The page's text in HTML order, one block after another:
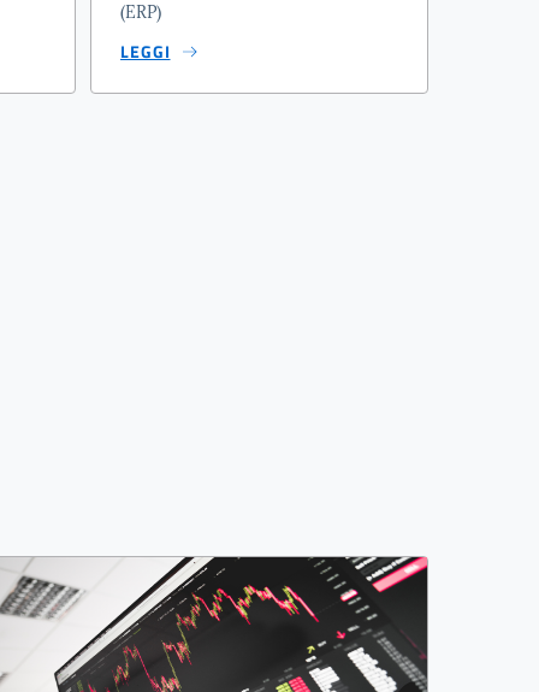
(ERP)
LEGGI